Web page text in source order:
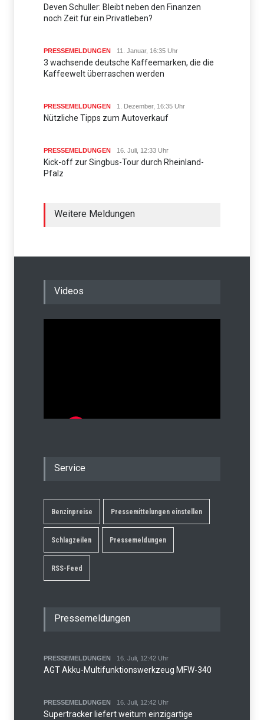
Deven Schuller: Bleibt neben den Finanzen
noch Zeit für ein Privatleben?
PRESSEMELDUNGEN 11. Januar, 16:35 Uhr
3 wachsende deutsche Kaffeemarken, die die
Kaffeewelt überraschen werden
PRESSEMELDUNGEN 1. Dezember, 16:35 Uhr
Nützliche Tipps zum Autoverkauf
PRESSEMELDUNGEN 16. Juli, 12:33 Uhr
Kick-off zur Singbus-Tour durch Rheinland-
Pfalz
Weitere Meldungen
Videos
Service
Benzinpreise Pressemittelungen einstellen
Schlagzeilen Pressemeldungen
RSS-Feed
Pressemeldungen
PRESSEMELDUNGEN 16. Juli, 12:42 Uhr
AGT Akku-Multifunktionswerkzeug MFW-340
PRESSEMELDUNGEN 16. Juli, 12:42 Uhr
Supertracker liefert weitum einzigartige